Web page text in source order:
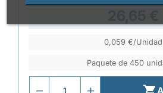
0,059 €/Unidad
Paquete de 450